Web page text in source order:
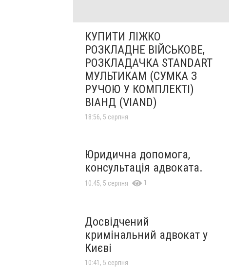
КУПИТИ ЛІЖКО
РОЗКЛАДНЕ ВІЙСЬКОВЕ,
РОЗКЛАДАЧКА STANDART
МУЛЬТИКАМ (СУМКА З
РУЧОЮ У КОМПЛЕКТІ)
ВІАНД (VIAND)
18:56, 5 серпня
Юридична допомога,
консультація адвоката.
10:45, 5 серпня 1
Досвідчений
кримінальний адвокат у
Києві
10:41, 5 серпня